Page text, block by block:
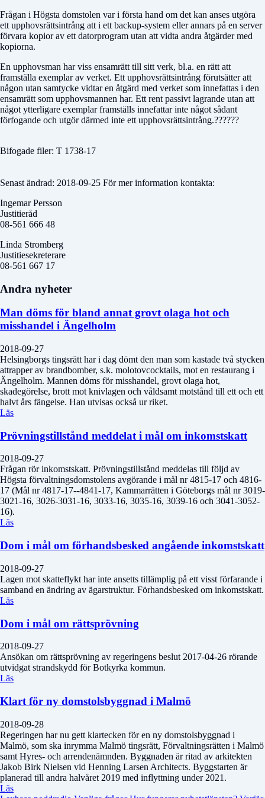
Frågan i Högsta domstolen var i första hand om det kan anses utgöra
ett upphovsrättsintrång att i ett backup-system eller annars på en server
förvara kopior av ett datorprogram utan att vidta andra åtgärder med
kopiorna.
En upphovsman har viss ensamrätt till sitt verk, bl.a. en rätt att
framställa exemplar av verket. Ett upphovsrättsintrång förutsätter att
någon utan samtycke vidtar en åtgärd med verket som innefattas i den
ensamrätt som upphovsmannen har. Ett rent passivt lagrande utan att
något ytterligare exemplar framställs innefattar inte något sådant
förfogande och utgör därmed inte ett upphovsrättsintrång.??????
Bifogade filer: T 1738-17
Senast ändrad: 2018-09-25 För mer information kontakta:
Ingemar Persson
Justitieråd
08-561 666 48
Linda Stromberg
Justitiesekreterare
08-561 667 17
Andra nyheter
Man döms för bland annat grovt olaga hot och
misshandel i Ängelholm
2018-09-27
Helsingborgs tingsrätt har i dag dömt den man som kastade två stycken
attrapper av brandbomber, s.k. molotovcocktails, mot en restaurang i
Ängelholm. Mannen döms för misshandel, grovt olaga hot,
skadegörelse, brott mot knivlagen och våldsamt motstånd till ett och ett
halvt års fängelse. Han utvisas också ur riket.
Läs
Prövningstillstånd meddelat i mål om inkomstskatt
2018-09-27
Frågan rör inkomstskatt. Prövningstillstånd meddelas till följd av
Högsta förvaltningsdomstolens avgörande i mål nr 4815-17 och 4816-
17 (Mål nr 4817-17--4841-17, Kammarrätten i Göteborgs mål nr 3019-
3021-16, 3026-3031-16, 3033-16, 3035-16, 3039-16 och 3041-3052-
16).
Läs
Dom i mål om förhandsbesked angående inkomstskatt
2018-09-27
Lagen mot skatteflykt har inte ansetts tillämplig på ett visst förfarande i
samband en ändring av ägarstruktur. Förhandsbesked om inkomstskatt.
Läs
Dom i mål om rättsprövning
2018-09-27
Ansökan om rättsprövning av regeringens beslut 2017-04-26 rörande
utvidgat strandskydd för Botkyrka kommun.
Läs
Klart för ny domstolsbyggnad i Malmö
2018-09-28
Regeringen har nu gett klartecken för en ny domstolsbyggnad i
Malmö, som ska inrymma Malmö tingsrätt, Förvaltningsrätten i Malmö
samt Hyres- och arrendenämnden. Byggnaden är ritad av arkitekten
Jakob Birk Nielsen vid Henning Larsen Architects. Byggstarten är
planerad till andra halvåret 2019 med inflyttning under 2021.
Läs